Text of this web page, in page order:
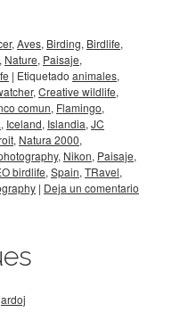
, Aves, Birding, Birdlife,
, Nature, Paisaje,
| Etiquetado animales,
, Creative wildlife,
comun, Flamingo,
, Iceland, Islandia, JC
, Natura 2000,
, Nikon, Paisaje,
birdlife, Spain, TRavel,
| Deja un comentario